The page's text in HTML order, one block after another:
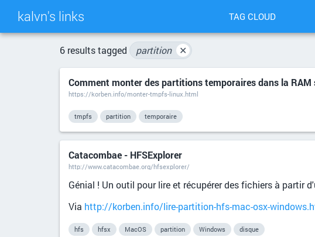
kalvn's links TAG CLOUD
6 results tagged partition ✕
Comment monter des partitions temporaires dans la RAM
https://korben.info/monter-tmpfs-linux.html
tmpfs partition temporaire
Catacombae - HFSExplorer
http://www.catacombae.org/hfsexplorer/
Génial ! Un outil pour lire et récupérer des fichiers à partir
Via http://korben.info/lire-partition-hfs-mac-osx-
hfs hfsx MacOS partition Windows disque